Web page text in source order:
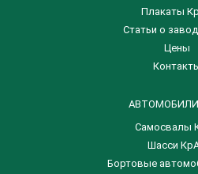
Плакаты
Статьи о
Цены
АВТОМОБИЛИ
Самосвалы
Шасси
Бортовые